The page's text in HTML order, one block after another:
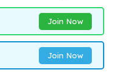
Join Now
Join Now